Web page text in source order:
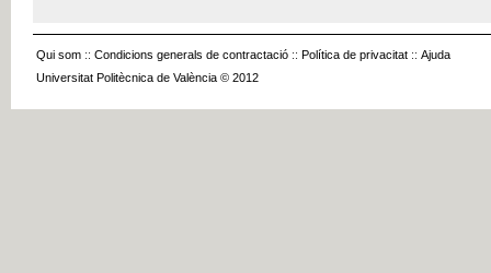
Qui som :: Condicions generals de contractació :: Política de privacitat :: Ajuda
Universitat Politècnica de València © 2012